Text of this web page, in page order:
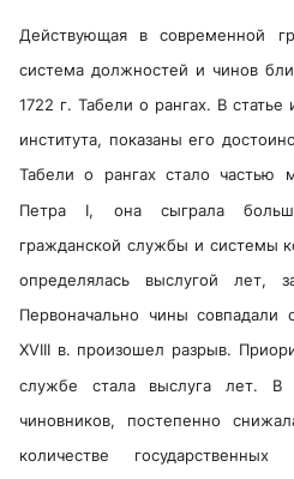
Действующая в современной
система должностей и чинов
1722 г. Табели о рангах. В статье
института, показаны его
Табели о рангах стало частью
Петра I, она сыграла
гражданской службы и системы
определялась выслугой лет,
Первоначально чины
XVIII в. произошел разрыв.
службе стала выслуга лет. В
чиновников, постепенно
количестве